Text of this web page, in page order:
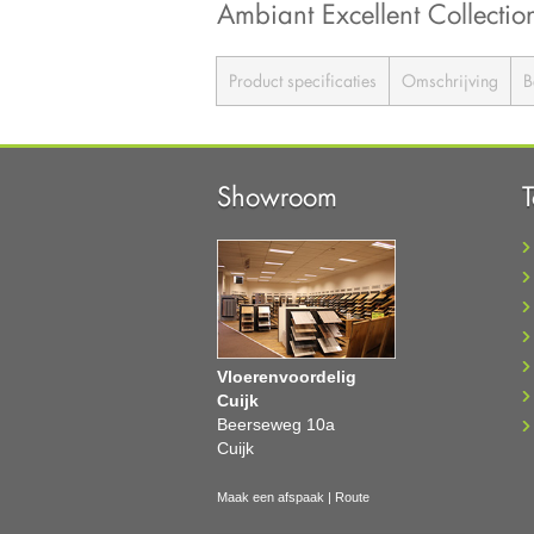
Ambiant Excellent
Product specificaties Omschrijving
Showroom
Vloerenvoordelig
Cuijk
Beerseweg 10a
Cuijk
Maak een afspaak Route